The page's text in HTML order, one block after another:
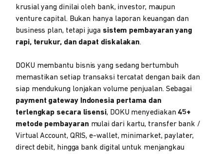
krusial yang dinilai oleh bank, investor, maupun
venture capital. Bukan hanya laporan keuangan dan
business plan, tetapi juga sistem pembayaran yang
rapi, terukur, dan dapat diskalakan.
DOKU membantu bisnis yang sedang bertumbuh
memastikan setiap transaksi tercatat dengan baik dan
siap mendukung lonjakan volume penjualan. Sebagai
payment gateway Indonesia pertama dan
terlengkap secara lisensi, DOKU menyediakan 45+
metode pembayaran mulai dari kartu, transfer bank /
Virtual Account, QRIS, e-wallet, minimarket, paylater,
direct debit, hingga bank digital untuk menjangkau